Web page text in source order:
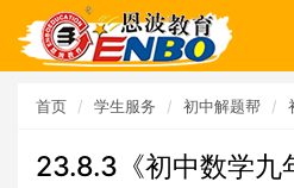
首页 学生服务 初中解题帮
23.8.3《初中数学九